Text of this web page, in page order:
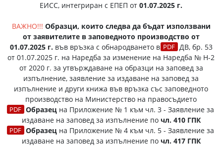
ЕИСС, интегриран с ЕПЕП от 01.07.2025 г.
ВАЖНО!!! Образци, които следва да бъдат използвани
от заявителите в заповедното производство от
01.07.2025 г. във връзка с обнародването в
ДВ, бр. 53
от 01.07.2025 г. на Наредба за изменение на Наредба № Н-2
от 2020 г. за утвърждаване на образци на заповед за
изпълнение, заявление за издаване на заповед за
изпълнение и други книжа във връзка със заповедното
производство на Министерство на правосъдието
Образецна Приложение № 1 към чл. 3 - Заявление за
издаване на заповед за изпълнение по чл. 410 ГПК
Образецна Приложение № 4 към чл. 5 - Заявление за
издаване на заповед за изпълнение по чл. 417 ГПК